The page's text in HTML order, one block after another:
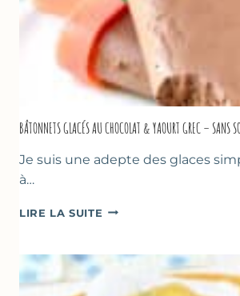
BÂTONNETS GLACÉS AU CHOCOLAT & YAOURT GREC – SANS
Je suis une adepte des glaces
à…
LIRE LA SUITE BÂTONNETS
CHOCOLAT
YAOURT